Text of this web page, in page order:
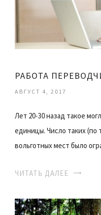
РАБОТА
АВГУСТ 4, 2017
Лет 20-30 назад такое
единицы. Число таких
вольготных мест было
ЧИТАТЬ ДАЛЕЕ